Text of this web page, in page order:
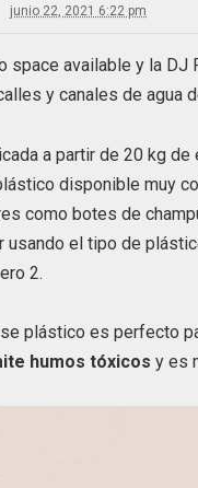
junio 22, 2021 6:22 pm
space available y la
y canales de agua
a partir de 20 kg
disponible muy
como botes de
usando el tipo de
2.
plástico es perfecto
humos tóxicos y es